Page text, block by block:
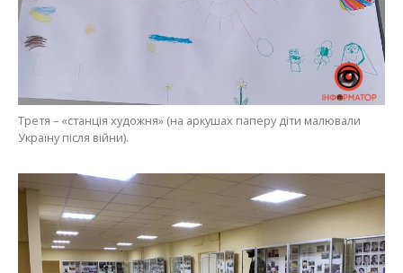
Третя – «станція художня» (на аркушах паперу діти малювали
Україну після війни).